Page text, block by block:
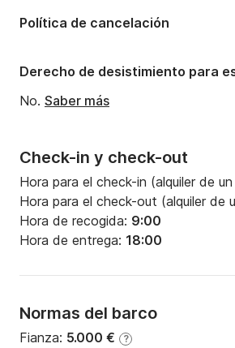
Check-in y check-out
Hora para el check-in (alquiler de
Hora para el check-out (alquiler de
Hora de recogida: 9:00
Hora de entrega: 18:00
Normas del barco
Fianza: 5.000 € ?
Política de cancelación
Derecho de desistimiento para
No. Saber más